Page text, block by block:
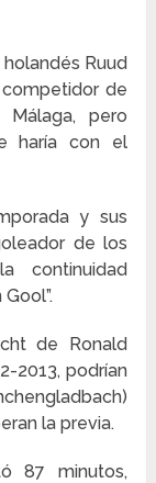
Ruud
de
pero
haría con el
y sus
de los
continuidad
de Ronald
2013, podrían
la previa.
87 minutos,